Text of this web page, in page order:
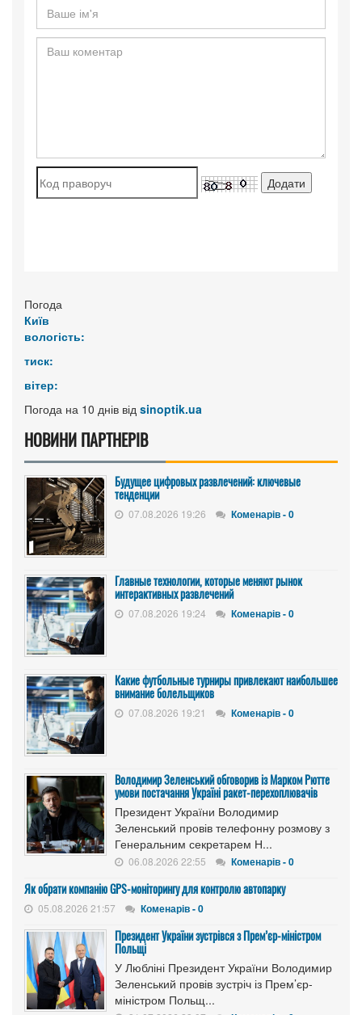
Погода
Київ
вологість:
тиск:
вітер:
Погода на 10 днів від sinoptik.ua
НОВИНИ ПАРТНЕРІВ
Будущее цифровых развлечений: ключевые
тенденции
07.08.2026 19:26 Коменарів - 0
Главные технологии, которые меняют рынок
интерактивных развлечений
07.08.2026 19:24 Коменарів - 0
Какие футбольные турниры привлекают наибольшее
внимание болельщиков
07.08.2026 19:21 Коменарів - 0
Володимир Зеленський обговорив із Марком Рютте
умови постачання Україні ракет-перехоплювачів
Президент України Володимир
Зеленський провів телефонну розмову з
Генеральним секретарем Н...
06.08.2026 22:55 Коменарів - 0
Як обрати компанію GPS-моніторингу для контролю автопарку
05.08.2026 21:57 Коменарів - 0
Президент України зустрівся з Прем’єр-міністром
Польщі
У Любліні Президент України Володимир
Зеленський провів зустріч із Прем’єр-
міністром Польщ...